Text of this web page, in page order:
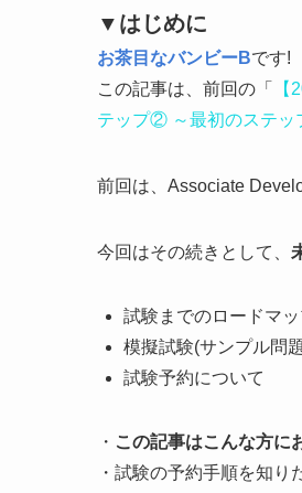
▼はじめに
お茶目なバンビーBです!
この記事は、前回の「
テップ② ～最初のステッ
前回は、Associate
今回はその続きとして、
試験までのロードマ
模擬試験(サンプル問
試験予約について
・ この記事はこんな方に
・試験の予約手順を知り